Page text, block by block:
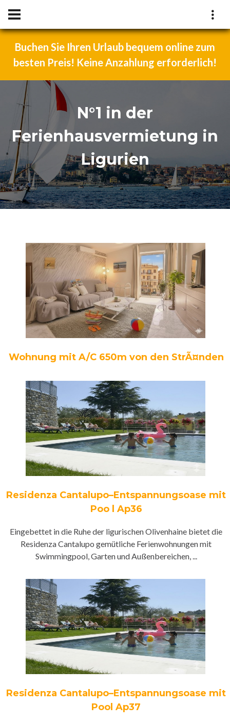
Buchen Sie Ihren Urlaub bequem online zum
besten Preis! Keine Anzahlung erforderlich!
N°1 in der
Ferienhausvermietung in
Ligurien
Wohnung mit A/C 650m von den StrÃ¤nden
Residenza Cantalupo–Entspannungsoase mit
Poo l Ap36
Eingebettet in die Ruhe der ligurischen Olivenhaine bietet die
Residenza Cantalupo gemütliche Ferienwohnungen mit
Swimmingpool, Garten und Außenbereichen, ...
Residenza Cantalupo–Entspannungsoase mit
Pool Ap37